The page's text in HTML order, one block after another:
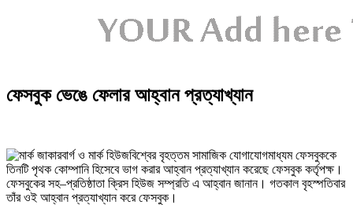
ফেসবুক ভেঙে ফেলার আহ্বান প্রত্যাখ্যান
বিশ্বের বৃহত্তম সামাজিক যোগাযোগমাধ্যম ফেসবুককে
তিনটি পৃথক কোম্পানি হিসেবে ভাগ করার আহ্বান প্রত্যাখ্যান করেছে ফেসবুক কর্তৃপক্ষ।
ফেসবুকের সহ–প্রতিষ্ঠাতা ক্রিস হিউজ সম্প্রতি এ আহ্বান জানান। গতকাল বৃহস্পতিবার
তাঁর ওই আহ্বান প্রত্যাখ্যান করে ফেসবুক।